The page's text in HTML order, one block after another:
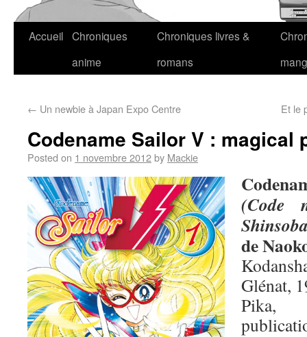
Accueil Chroniques
anime
Chroniques livres &
romans
← Un newbie à Japan Expo Centre Et le
Codename Sailor V : magical
Posted on 1 novembre 2012by Mackie
(Code
de
Glénat,
Pika,